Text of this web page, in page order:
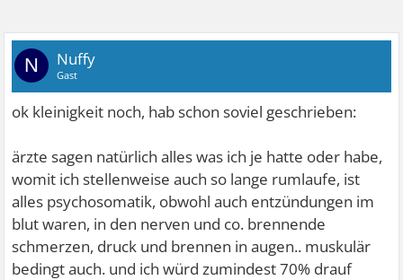
N Nuffy
Gast
ok kleinigkeit noch, hab schon soviel geschrieben:
ärzte sagen natürlich alles was ich je hatte oder habe,
womit ich stellenweise auch so lange rumlaufe, ist
alles psychosomatik, obwohl auch entzündungen im
blut waren, in den nerven und co. brennende
schmerzen, druck und brennen in augen.. muskulär
bedingt auch. und ich würd zumindest 70% drauf